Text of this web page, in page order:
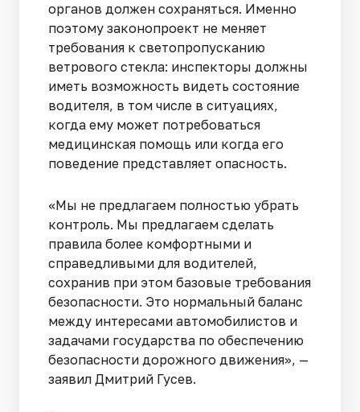
органов должен сохраняться. Именно
поэтому законопроект не меняет
требования к светопропусканию
ветрового стекла: инспекторы должны
иметь возможность видеть состояние
водителя, в том числе в ситуациях,
когда ему может потребоваться
медицинская помощь или когда его
поведение представляет опасность.
«Мы не предлагаем полностью убрать
контроль. Мы предлагаем сделать
правила более комфортными и
справедливыми для водителей,
сохранив при этом базовые требования
безопасности. Это нормальный баланс
между интересами автомобилистов и
задачами государства по обеспечению
безопасности дорожного движения», —
заявил Дмитрий Гусев.